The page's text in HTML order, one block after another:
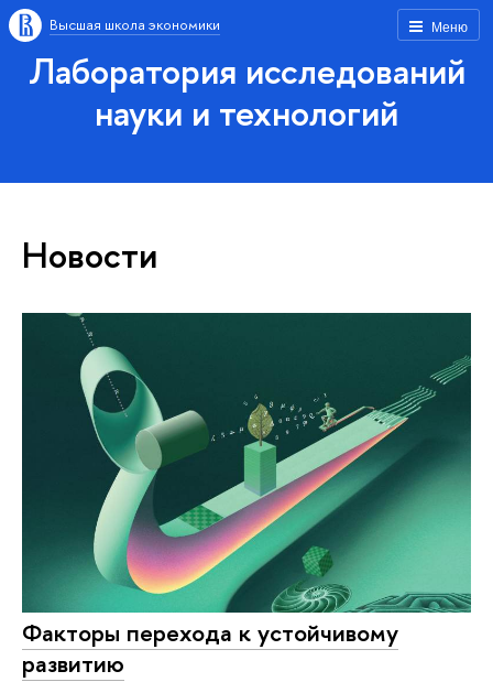
Меню
Высшая школа экономики
Лаборатория исследований
науки и технологий
Новости
Факторы перехода к устойчивому
развитию